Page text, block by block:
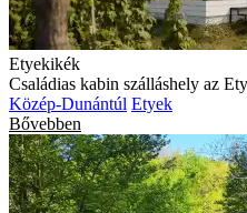
Etyekikék
Családias kabin szálláshely az
Közép-Dunántúl Etyek
Bővebben